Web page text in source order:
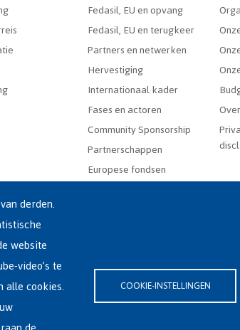
Fedasil, EU en opvang
Fedasil, EU en terugkeer
Partners en netwerken
Hervestiging
Internationaal kader
Fases en actoren
Community Sponsorship
Partnerschappen
Europese fondsen
derden.
website
video’s te
alle cookies.
COOKIE-INSTELLINGEN